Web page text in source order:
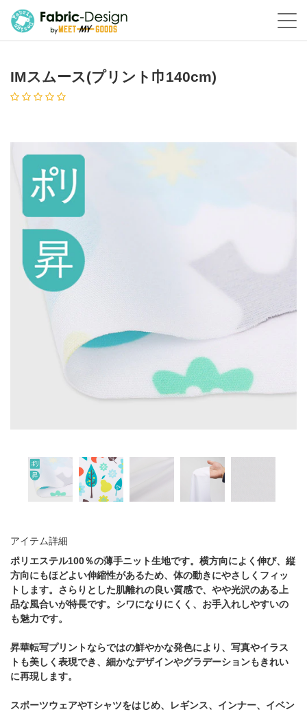
IMスムース(プリント巾140cm)
アイテム詳細
ポリエステル100％の薄手ニット生地です。横方向によく伸び、縦
方向にもほどよい伸縮性があるため、体の動きにやさしくフィッ
トします。さらりとした肌離れの良い質感で、やや光沢のある上
品な風合いが特長です。シワになりにくく、お手入れしやすいの
も魅力です。
昇華転写プリントならではの鮮やかな発色により、写真やイラス
トも美しく表現でき、細かなデザインやグラデーションもきれい
に再現します。
スポーツウェアやTシャツをはじめ、レギンス、インナー、イベン